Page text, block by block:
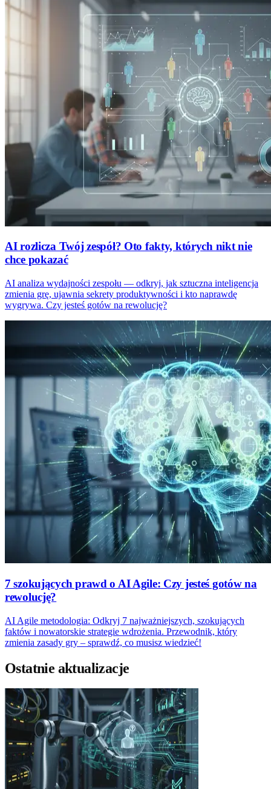
AI rozlicza Twój zespół? Oto fakty, których nikt nie
chce pokazać
AI analiza wydajności zespołu — odkryj, jak sztuczna inteligencja
zmienia grę, ujawnia sekrety produktywności i kto naprawdę
wygrywa. Czy jesteś gotów na rewolucję?
7 szokujących prawd o AI Agile: Czy jesteś gotów na
rewolucję?
AI Agile metodologia: Odkryj 7 najważniejszych, szokujących
faktów i nowatorskie strategie wdrożenia. Przewodnik, który
zmienia zasady gry – sprawdź, co musisz wiedzieć!
Ostatnie aktualizacje